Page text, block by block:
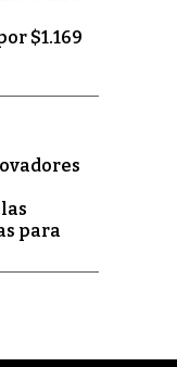
$1.169
para